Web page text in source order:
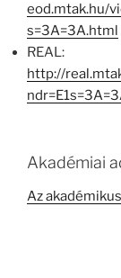
eod.mtak.hu/
s=3A=3A.html
REAL:
http://
Akadémiai
Az